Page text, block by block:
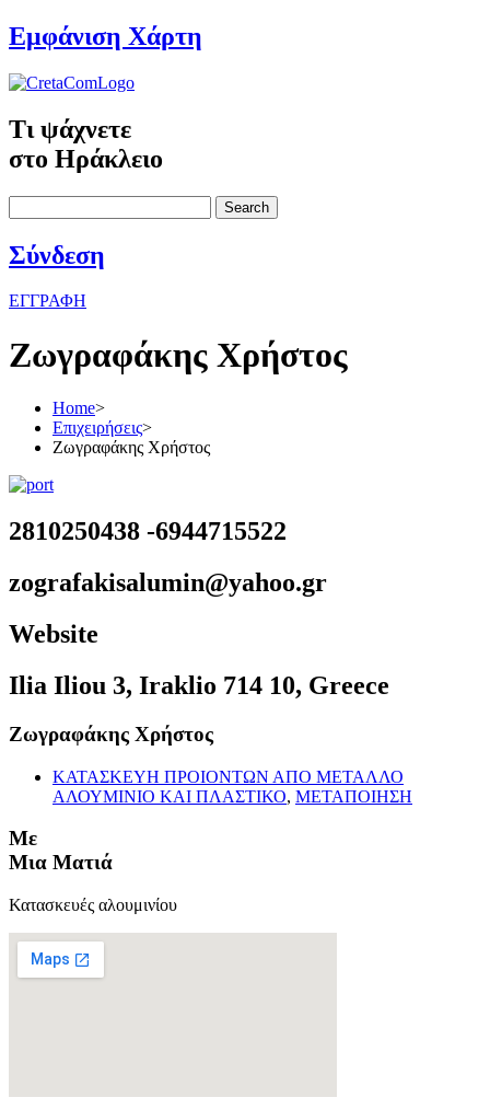
Εμφάνιση Χάρτη
Τι ψάχνετε
στο Ηράκλειο
Search
Σύνδεση
ΕΓΓΡΑΦΗ
Ζωγραφάκης Χρήστος
Home>
Επιχειρήσεις>
Ζωγραφάκης Χρήστος
2810250438 -6944715522
zografakisalumin@yahoo.gr
Website
Ilia Iliou 3, Iraklio 714 10, Greece
Ζωγραφάκης Χρήστος
ΚΑΤΑΣΚΕΥΗ ΠΡΟΙΟΝΤΩΝ ΑΠΟ ΜΕΤΑΛΛΟ
ΑΛΟΥΜΙΝΙΟ ΚΑΙ ΠΛΑΣΤΙΚΟ, ΜΕΤΑΠΟΙΗΣΗ
Με
Μια Ματιά
Κατασκευές αλουμινίου